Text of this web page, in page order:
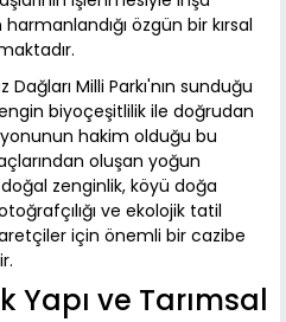
özgün bir kırsal
Milli Parkı'nın sunduğu
biyoçeşitlilik ile doğrudan
hakim olduğu bu
oluşan yoğun
doğal zenginlik, köyü doğa
ve ekolojik tatil
için önemli bir cazibe
Yapı ve Tarımsal